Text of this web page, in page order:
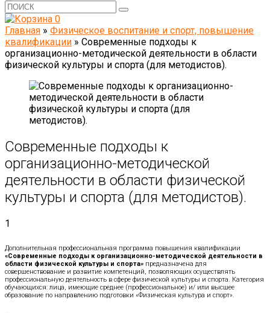
0
Главная » Физическое воспитание и спорт, повышение
квалификации » Современные подходы к
организационно-методической деятельности в области
физической культуры и спорта (для методистов).
Современные подходы к
организационно-методической
деятельности в области физической
культуры и спорта (для методистов).
1
Дополнительная профессиональная программа повышения квалификации
«Современные подходы к организационно-методической деятельности в
области физической культуры и спорта» предназначена для
совершенствование и развитие компетенций, позволяющих осуществлять
профессиональную деятельность в сфере физической культуры и спорта. Категория
обучающихся: лица, имеющие среднее (профессиональное) и/ или высшее
образование по направлению подготовки «Физическая культура и спорт».